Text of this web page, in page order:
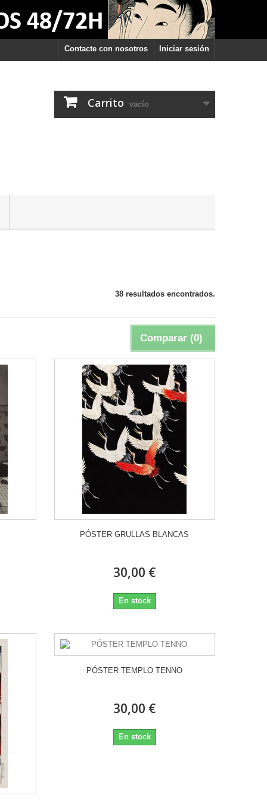
Iniciar sesión
Contacte con nosotros
Carrito vacío
38 resultados encontrados.
Comparar (0)
PÓSTER GRULLAS BLANCAS
30,00 €
En stock
PÓSTER TEMPLO TENNO
30,00 €
En stock